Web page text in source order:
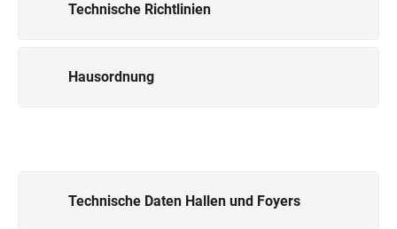
Technische Richtlinien
Hausordnung
Technische Daten Hallen und Foyers